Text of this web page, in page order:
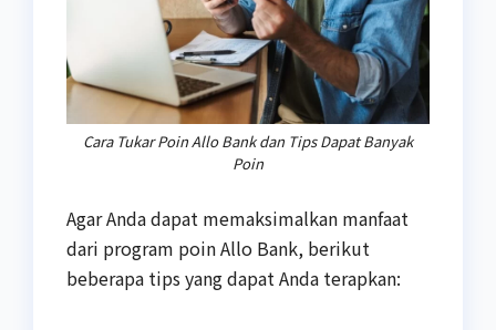
Cara Tukar Poin Allo Bank dan Tips Dapat Banyak
Poin
Agar Anda dapat memaksimalkan manfaat
dari program poin Allo Bank, berikut
beberapa tips yang dapat Anda terapkan: